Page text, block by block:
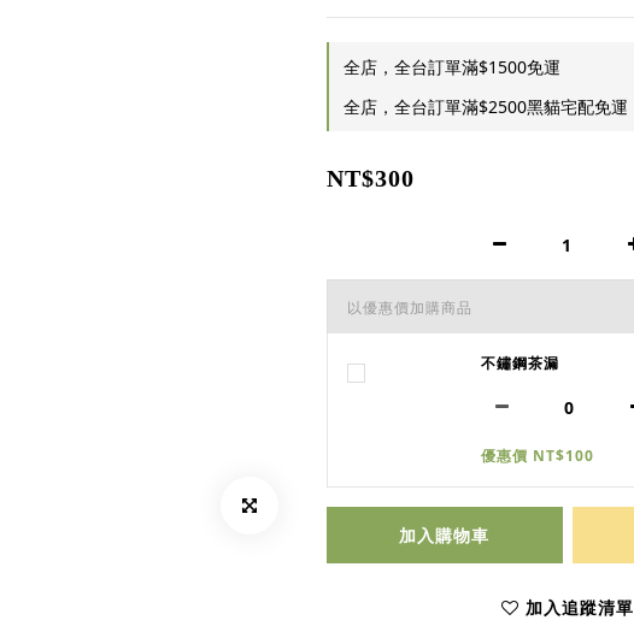
全店，全台訂單滿$1500免運
全店，全台訂單滿$2500黑貓宅配免運
NT$300
以優惠價加購商品
不鏽鋼茶漏
優惠價 NT$100
加入購物車
加入追蹤清單